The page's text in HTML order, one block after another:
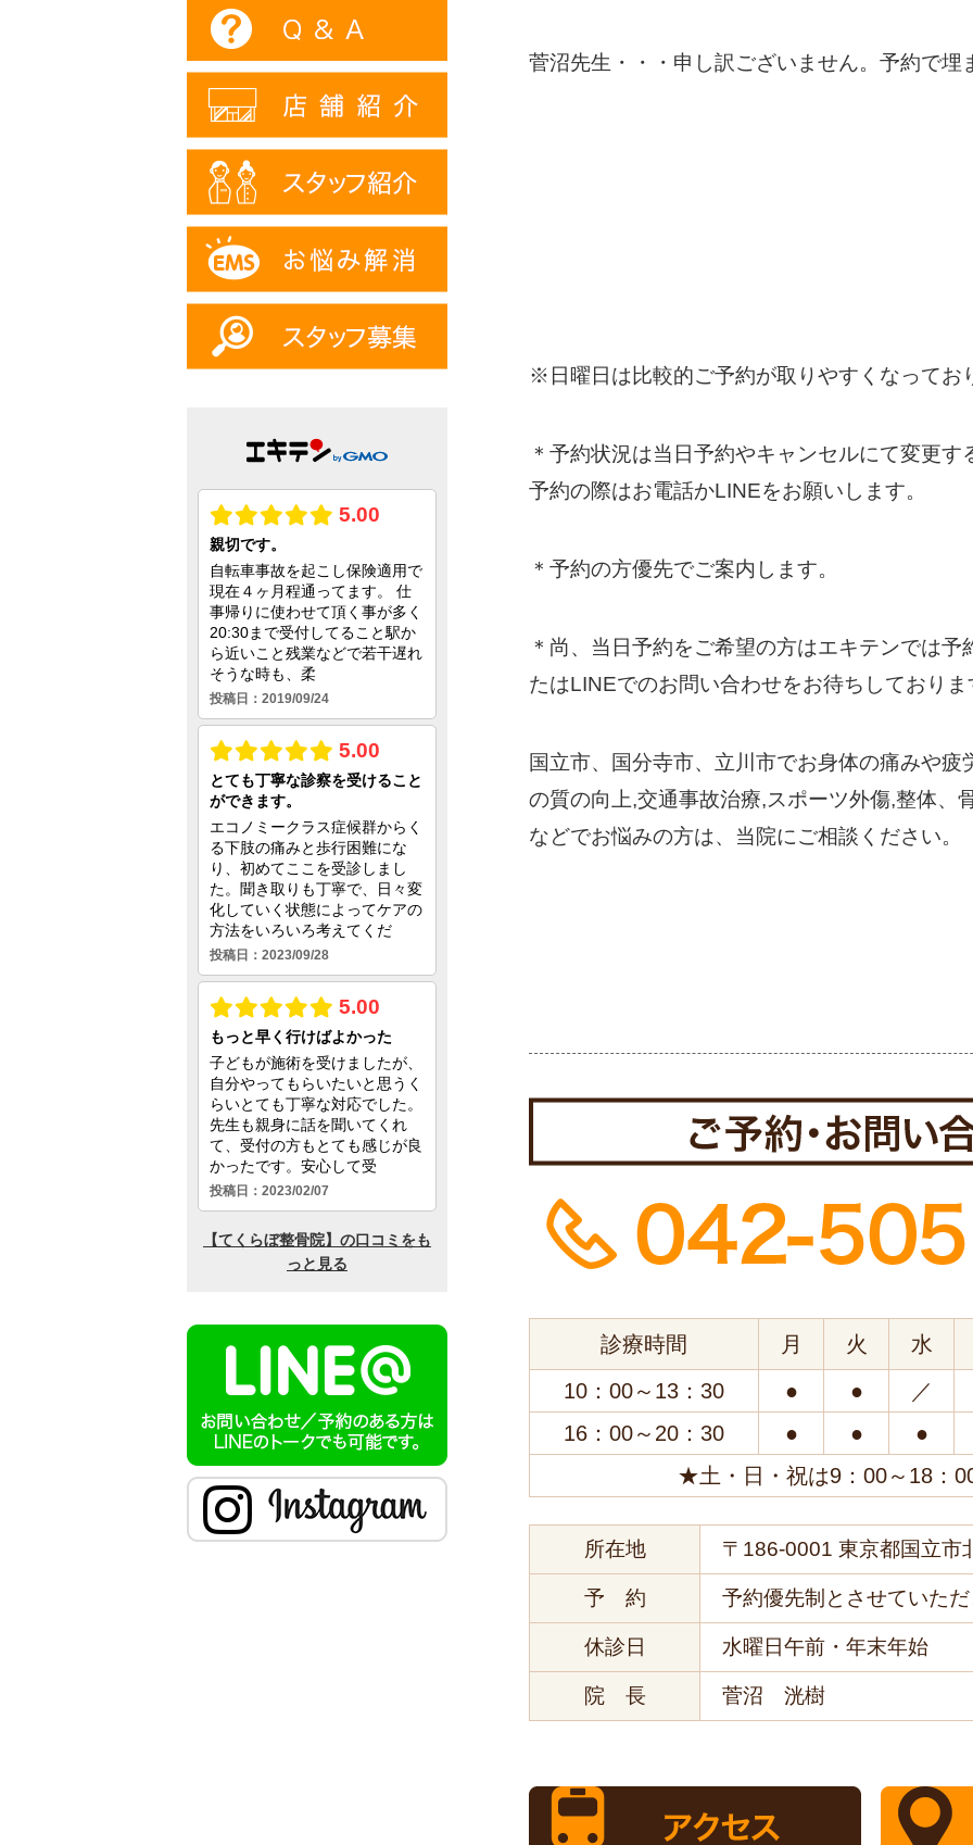
菅沼先生・・・申し訳ございません。予約で埋
※日曜日は比較的ご予約が取りやすくなってお
＊予約状況は当日予約やキャンセルにて変更
予約の際はお電話かLINEをお願いします。
＊予約の方優先でご案内します。
＊尚、当日予約をご希望の方はエキテンでは予
たはLINEでのお問い合わせをお待ちしておりま
国立市、国分寺市、立川市でお身体の痛みや疲
の質の向上,交通事故治療,スポーツ外傷,整体、
などでお悩みの方は、当院にご相談ください。
診療時間 月 火 水
10：00～13：30
● ● ／
16：00～20：30
● ● ●
★土・日・祝は9：00～18：
所在地 〒186-0001 東京都国立市
予 約 予約優先制とさせていただ
休診日 水曜日午前・年末年始
院 長 菅沼 洸樹